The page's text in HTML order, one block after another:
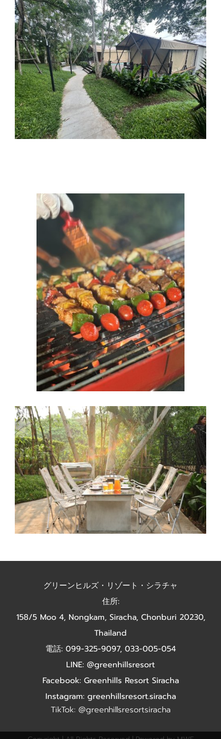
グリーンヒルズ・リゾート・シラチャ
住所:
158/5 Moo 4, Nongkam, Siracha, Chonburi 20230,
Thailand
電話: 099-325-9097, 033-005-054
LINE: @greenhillsresort
Facebook: Greenhills Resort Siracha
Instagram: greenhillsresort.siracha
TikTok: @greenhillsresortsiracha